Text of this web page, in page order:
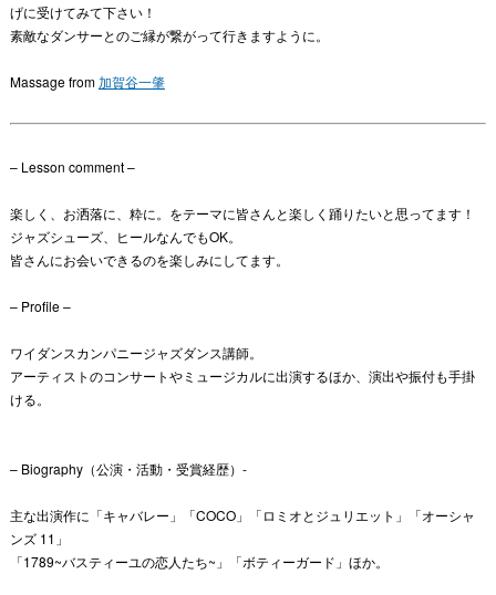
げに受けてみて下さい！
素敵なダンサーとのご縁が繋がって行きますように。
Massage from加賀谷一肇
– Lesson comment –
楽しく、お洒落に、粋に。をテーマに皆さんと楽しく踊りたいと思ってます！
ジャズシューズ、ヒールなんでもOK。
皆さんにお会いできるのを楽しみにしてます。
– Profile –
ワイダンスカンパニージャズダンス講師。
アーティストのコンサートやミュージカルに出演するほか、 演出や振付も手掛
ける。
– Biography（公演・活動・受賞経歴）-
主な出演作に「キャバレー」「COCO」「ロミオとジュリエット」「オーシャ
ンズ 11」
「1789~バスティーユの恋人たち~」「ボティーガード」ほか。